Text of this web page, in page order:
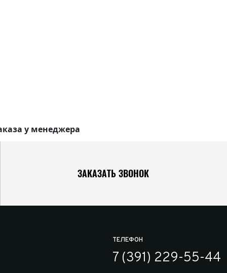
у менеджера
ЗАКАЗАТЬ ЗВОНОК
ТЕЛЕФОН
7 (391) 229-55-44